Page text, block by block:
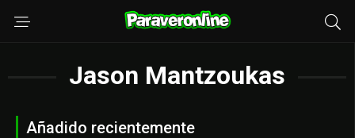
Jason Mantzoukas
Añadido recientemente